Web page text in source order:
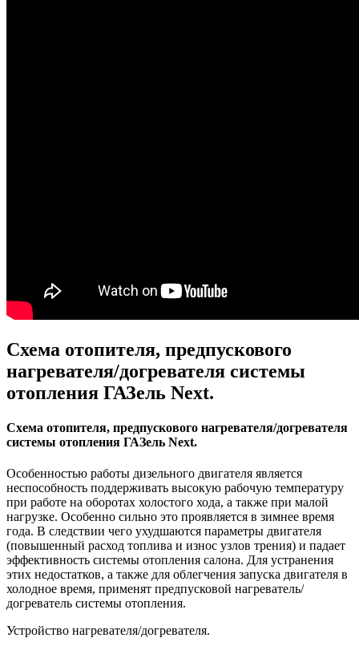
Схема отопителя, предпускового
нагревателя/догревателя системы
отопления ГАЗель Next.
Схема отопителя, предпускового нагревателя/догревателя
системы отопления ГАЗель Next.
Особенностью работы дизельного двигателя является
неспособность поддерживать высокую рабочую температуру
при работе на оборотах холостого хода, а также при малой
нагрузке. Особенно сильно это проявляется в зимнее время
года. В следствии чего ухудшаются параметры двигателя
(повышенный расход топлива и износ узлов трения) и падает
эффективность системы отопления салона. Для устранения
этих недостатков, а также для облегчения запуска двигателя в
холодное время, применят предпусковой нагреватель/
догреватель системы отопления.
Устройство нагревателя/догревателя.